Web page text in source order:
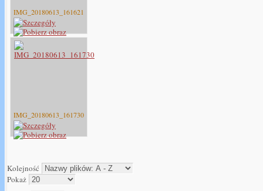
IMG_20180613_161621
IMG_20180613_161730
Kolejność
Pokaż